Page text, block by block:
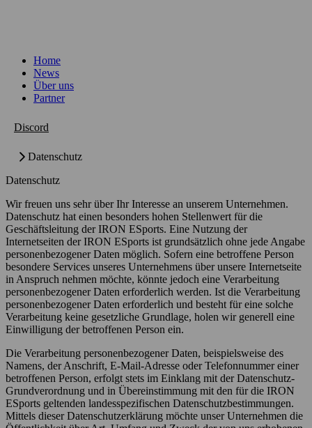
Home
News
Über uns
Partner
Discord
Datenschutz
Datenschutz
Wir freuen uns sehr über Ihr Interesse an unserem Unternehmen.
Datenschutz hat einen besonders hohen Stellenwert für die
Geschäftsleitung der IRON ESports. Eine Nutzung der
Internetseiten der IRON ESports ist grundsätzlich ohne jede Angabe
personenbezogener Daten möglich. Sofern eine betroffene Person
besondere Services unseres Unternehmens über unsere Internetseite
in Anspruch nehmen möchte, könnte jedoch eine Verarbeitung
personenbezogener Daten erforderlich werden. Ist die Verarbeitung
personenbezogener Daten erforderlich und besteht für eine solche
Verarbeitung keine gesetzliche Grundlage, holen wir generell eine
Einwilligung der betroffenen Person ein.
Die Verarbeitung personenbezogener Daten, beispielsweise des
Namens, der Anschrift, E-Mail-Adresse oder Telefonnummer einer
betroffenen Person, erfolgt stets im Einklang mit der Datenschutz-
Grundverordnung und in Übereinstimmung mit den für die IRON
ESports geltenden landesspezifischen Datenschutzbestimmungen.
Mittels dieser Datenschutzerklärung möchte unser Unternehmen die